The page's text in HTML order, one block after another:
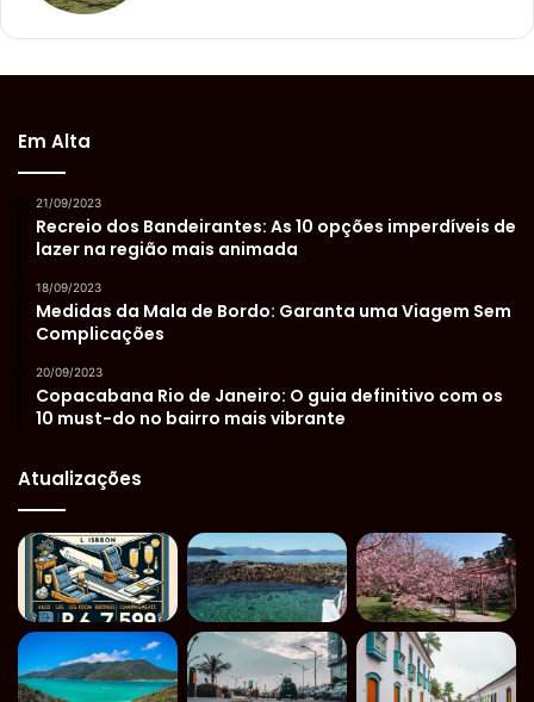
Em Alta
21/09/2023
Recreio dos Bandeirantes: As 10 opções imperdíveis de
lazer na região mais animada
18/09/2023
Medidas da Mala de Bordo: Garanta uma Viagem Sem
Complicações
20/09/2023
Copacabana Rio de Janeiro: O guia definitivo com os
10 must-do no bairro mais vibrante
Atualizações